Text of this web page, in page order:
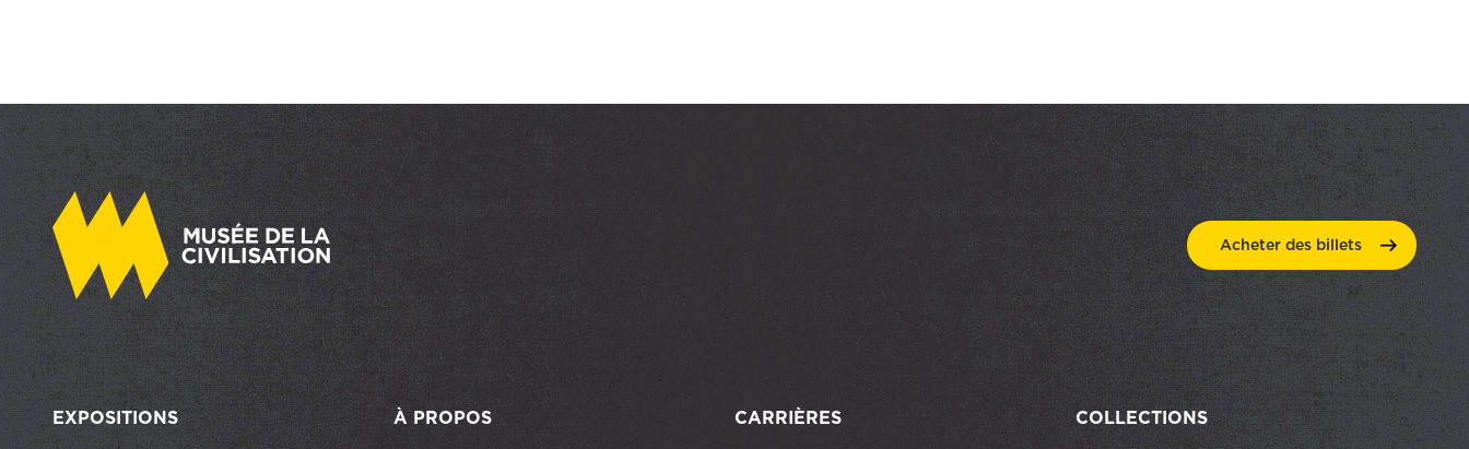
Acheter des billets
EXPOSITIONS À PROPOS CARRIÈRES COLLECTIONS